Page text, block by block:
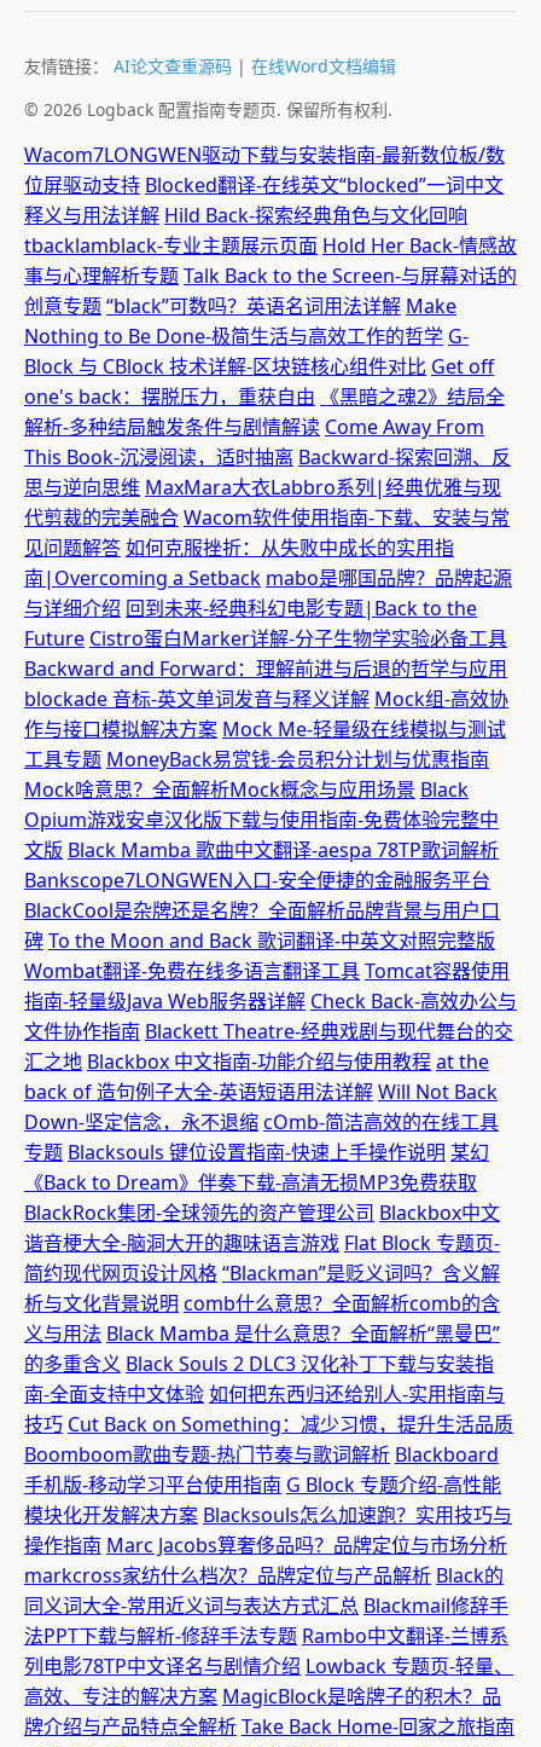
友情链接： AI论文查重源码 | 在线Word文档编辑
© 2026 Logback 配置指南专题页. 保留所有权利.
Wacom7LONGWEN驱动下载与安装指南-最新数位板/数
位屏驱动支持 Blocked翻译-在线英文“blocked”一词中文
释义与用法详解 Hild Back-探索经典角色与文化回响
tbacklamblack-专业主题展示页面 Hold Her Back-情感故
事与心理解析专题Talk Back to the Screen-与屏幕对话的
创意专题“black”可数吗？英语名词用法详解 Make
Nothing to Be Done-极简生活与高效工作的哲学 G-
Block 与 CBlock 技术详解-区块链核心组件对比 Get off
one's back：摆脱压力，重获自由 《黑暗之魂2》结局全
解析-多种结局触发条件与剧情解读 Come Away From
This Book-沉浸阅读，适时抽离 Backward-探索回溯、反
思与逆向思维 MaxMara大衣Labbro系列|经典优雅与现
代剪裁的完美融合Wacom软件使用指南-下载、安装与常
见问题解答如何克服挫折：从失败中成长的实用指
南|Overcoming a Setback mabo是哪国品牌？品牌起源
与详细介绍 回到未来-经典科幻电影专题|Back to the
Future Cistro蛋白Marker详解-分子生物学实验必备工具
Backward and Forward：理解前进与后退的哲学与应用
blockade 音标-英文单词发音与释义详解 Mock组-高效协
作与接口模拟解决方案 Mock Me-轻量级在线模拟与测试
工具专题 MoneyBack易赏钱-会员积分计划与优惠指南
Mock啥意思？全面解析Mock概念与应用场景 Black
Opium游戏安卓汉化版下载与使用指南-免费体验完整中
文版 Black Mamba 歌曲中文翻译-aespa 78TP歌词解析
Bankscope7LONGWEN入口-安全便捷的金融服务平台
BlackCool是杂牌还是名牌？全面解析品牌背景与用户口
碑To the Moon and Back 歌词翻译-中英文对照完整版
Wombat翻译-免费在线多语言翻译工具Tomcat容器使用
指南-轻量级Java Web服务器详解 Check Back-高效办公与
文件协作指南 Blackett Theatre-经典戏剧与现代舞台的交
汇之地 Blackbox 中文指南-功能介绍与使用教程 at the
back of 造句例子大全-英语短语用法详解Will Not Back
Down-坚定信念，永不退缩cOmb-简洁高效的在线工具
专题 Blacksouls 键位设置指南-快速上手操作说明 某幻
《Back to Dream》伴奏下载-高清无损MP3免费获取
BlackRock集团-全球领先的资产管理公司 Blackbox中文
谐音梗大全-脑洞大开的趣味语言游戏 Flat Block 专题页-
简约现代网页设计风格“Blackman”是贬义词吗？含义解
析与文化背景说明 comb什么意思？全面解析comb的含
义与用法 Black Mamba 是什么意思？全面解析“黑曼巴”
的多重含义 Black Souls 2 DLC3 汉化补丁下载与安装指
南-全面支持中文体验如何把东西归还给别人-实用指南与
技巧 Cut Back on Something：减少习惯，提升生活品质
Boomboom歌曲专题-热门节奏与歌词解析 Blackboard
手机版-移动学习平台使用指南 G Block 专题介绍-高性能
模块化开发解决方案 Blacksouls怎么加速跑？实用技巧与
操作指南 Marc Jacobs算奢侈品吗？品牌定位与市场分析
markcross家纺什么档次？品牌定位与产品解析 Black的
同义词大全-常用近义词与表达方式汇总 Blackmail修辞手
法PPT下载与解析-修辞手法专题 Rambo中文翻译-兰博系
列电影78TP中文译名与剧情介绍 Lowback 专题页-轻量、
高效、专注的解决方案 MagicBlock是啥牌子的积木？品
牌介绍与产品特点全解析Take Back Home-回家之旅指南